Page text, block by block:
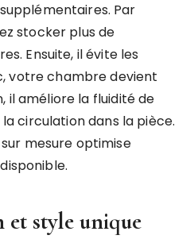
Par
stocker plus de
Ensuite, il évite les
votre chambre devient
il améliore la fluidité de
la circulation dans la pièce.
mesure optimise
et style unique